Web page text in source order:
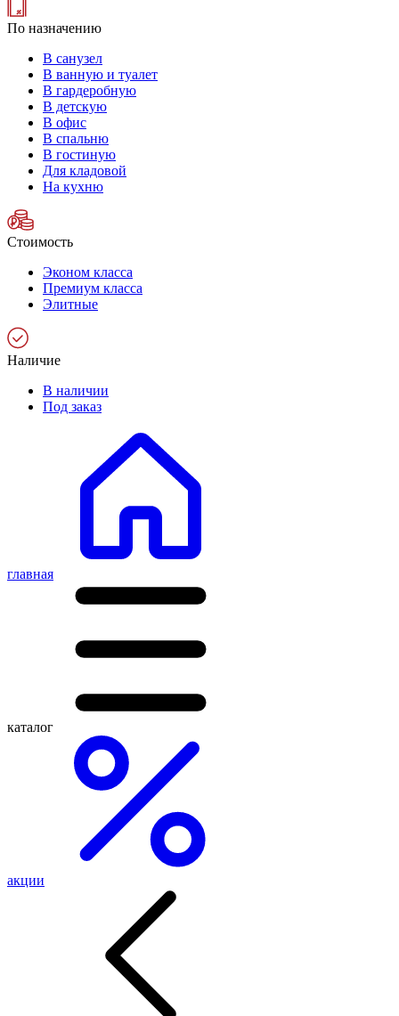
По назначению
В санузел
В ванную и туалет
В гардеробную
В детскую
В офис
В спальню
В гостиную
Для кладовой
На кухню
Стоимость
Эконом класса
Премиум класса
Элитные
Наличие
В наличии
Под заказ
главная
каталог
акции